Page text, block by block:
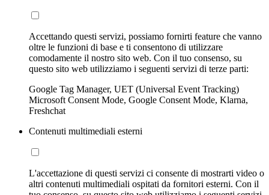
Accettando questi servizi, possiamo fornirti feature che vanno
oltre le funzioni di base e ti consentono di utilizzare
comodamente il nostro sito web. Con il tuo consenso, su
questo sito web utilizziamo i seguenti servizi di terze parti:
Google Tag Manager, UET (Universal Event Tracking)
Microsoft Consent Mode, Google Consent Mode, Klarna,
Freshchat
Contenuti multimediali esterni
L'accettazione di questi servizi ci consente di mostrarti video o
altri contenuti multimediali ospitati da fornitori esterni. Con il